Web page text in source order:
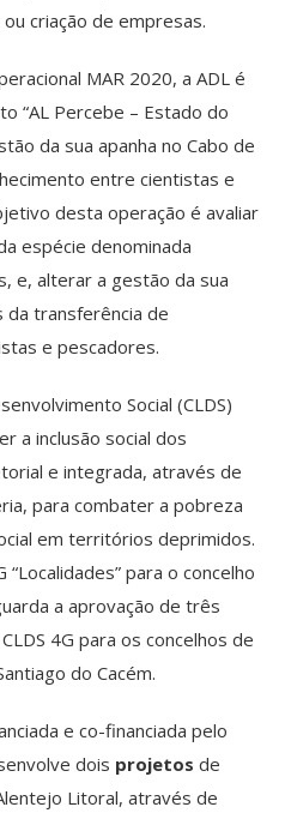
criação de empresas.
MAR 2020, a ADL é
“AL Percebe – Estado do
da sua apanha no Cabo de
entre cientistas e
desta operação é avaliar
espécie denominada
e, alterar a gestão da sua
da transferência de
e pescadores.
Social (CLDS)
a inclusão social dos
e integrada, através de
para combater a pobreza
em territórios deprimidos.
“Localidades” para o concelho
a aprovação de três
4G para os concelhos de
do Cacém.
e co-financiada pelo
dois projetos de
Litoral, através de